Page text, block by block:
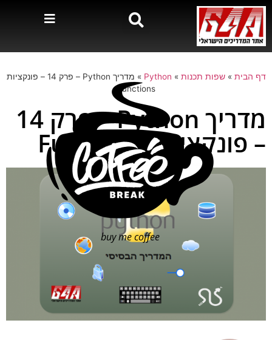
דף הבית »שפות תכנות »
Python
»
מדריך Python – פרק 14 – פונקציות
Functions
מדריך Python – פרק 14
– פונקציות Functions
buy me coffee